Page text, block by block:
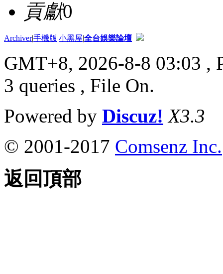
貢獻0
Archiver|手機版|小黑屋|全台娛樂論壇
GMT+8, 2026-8-8 03:03 ,
3 queries , File On.
Powered by Discuz! X3.3
© 2001-2017 Comsenz Inc.
返回頂部